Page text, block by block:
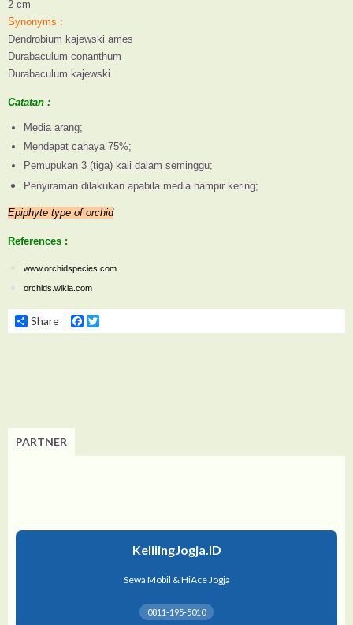
2 cm
Synonyms :
Dendrobium kajewski ames
Durabaculum conanthum
Durabaculum kajewski
Catatan :
Media arang;
Mendapat cahaya 75%;
Pemupukan 3 (tiga) kali dalam seminggu;
Penyiraman dilakukan apabila media hampir kering;
Epiphyte type of orchid
References :
www.orchidspecies.com
orchids.wikia.com
Share Facebook
PARTNER
KelilingJogja.ID
Sewa Mobil & HiAce Jogja
0811-195-5010